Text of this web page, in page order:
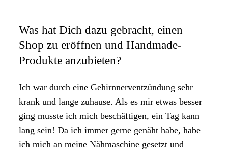
Was hat Dich dazu gebracht, einen
Shop zu eröffnen und Handmade-
Produkte anzubieten?
Ich war durch eine Gehirnnerventzündung sehr
krank und lange zuhause. Als es mir etwas besser
ging musste ich mich beschäftigen, ein Tag kann
lang sein! Da ich immer gerne genäht habe, habe
ich mich an meine Nähmaschine gesetzt und